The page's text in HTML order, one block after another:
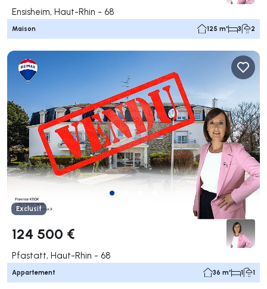
Ensisheim, Haut-Rhin - 68
Maison 125 m² 3 2
Exclusif
124 500 €
Pfastatt, Haut-Rhin - 68
Appartement 36 m² 1 1